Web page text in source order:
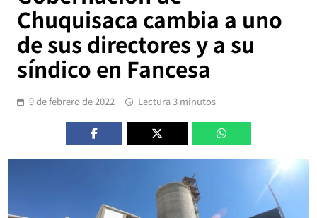
Chuquisaca cambia a uno
de sus directores y a su
síndico en Fancesa
9 de febrero de 2022 Lectura 3 minutos